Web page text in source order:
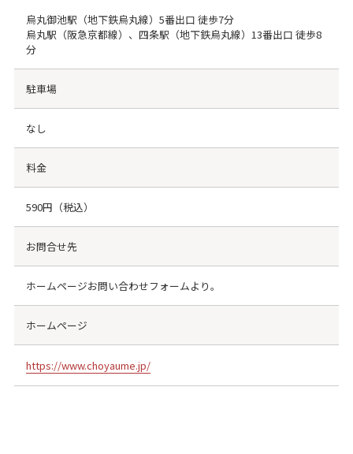
烏丸御池駅（地下鉄烏丸線）5番出口 徒歩7分
烏丸駅（阪急京都線）、四条駅（地下鉄烏丸線）13番出口 徒歩8
分
駐車場
なし
料金
590円（税込）
お問合せ先
ホームページお問い合わせフォームより。
ホームページ
https://www.choyaume.jp/